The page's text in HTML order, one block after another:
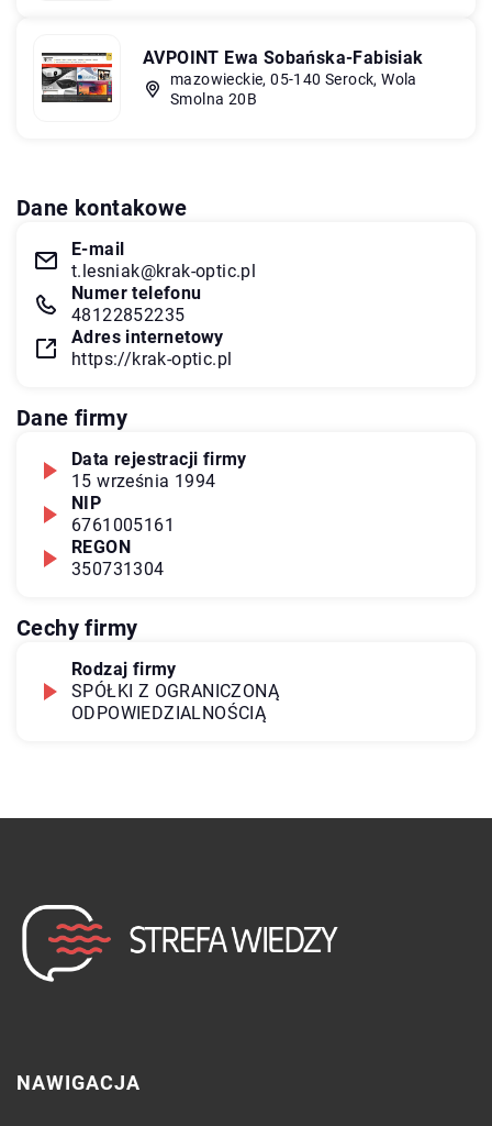
AVPOINT Ewa Sobańska-Fabisiak
mazowieckie, 05-140 Serock, Wola
Smolna 20B
Dane kontakowe
E-mail
t.lesniak@krak-optic.pl
Numer telefonu
48122852235
Adres internetowy
https://krak-optic.pl
Dane firmy
Data rejestracji firmy
15 września 1994
NIP
6761005161
REGON
350731304
Cechy firmy
Rodzaj firmy
SPÓŁKI Z OGRANICZONĄ
ODPOWIEDZIALNOŚCIĄ
NAWIGACJA